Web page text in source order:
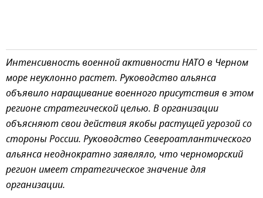
Интенсивность военной активности НАТО в Черном
море неуклонно растет. Руководство альянса
объявило наращивание военного присутствия в этом
регионе стратегической целью. В организации
объясняют свои действия якобы растущей угрозой со
стороны России. Руководство Североатлантического
альянса неоднократно заявляло, что черноморский
регион имеет стратегическое значение для
организации.